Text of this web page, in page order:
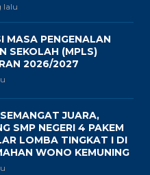
lalu
MASA PENGENALAN
SEKOLAH (MPLS)
2026/2027
JUARA,
SMP NEGERI 4 PAKEM
LOMBA TINGKAT I DI
WONO KEMUNING